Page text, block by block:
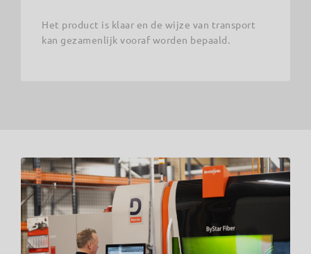
Het product is klaar en de wijze van transport
kan gezamenlijk vooraf worden bepaald.